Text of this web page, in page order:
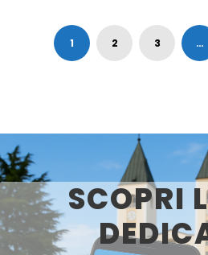
1 2 3 …
SCOPRI